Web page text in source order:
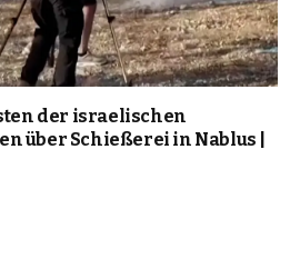
der israelischen
über Schießerei in Nablus |